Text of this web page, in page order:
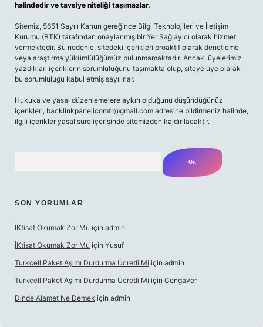
halindedir ve tavsiye niteliği taşımazlar.
Sitemiz, 5651 Sayılı Kanun gereğince Bilgi Teknolojileri ve İletişim
Kurumu (BTK) tarafından onaylanmış bir Yer Sağlayıcı olarak hizmet
vermektedir. Bu nedenle, sitedeki içerikleri proaktif olarak denetleme
veya araştırma yükümlülüğümüz bulunmamaktadır. Ancak, üyelerimiz
yazdıkları içeriklerin sorumluluğunu taşımakta olup, siteye üye olarak
bu sorumluluğu kabul etmiş sayılırlar.
Hukuka ve yasal düzenlemelere aykırı olduğunu düşündüğünüz
içerikleri, backlinkpanelicomtr@gmail.com adresine bildirmeniz halinde,
ilgili içerikler yasal süre içerisinde sitemizden kaldırılacaktır.
SON YORUMLAR
İKtisat Okumak Zor Mu için admin
İKtisat Okumak Zor Mu için Yusuf
Turkcell Paket Aşımı Durdurma Ücretli Mi için admin
Turkcell Paket Aşımı Durdurma Ücretli Mi için Cengaver
Dinde Alamet Ne Demek için admin